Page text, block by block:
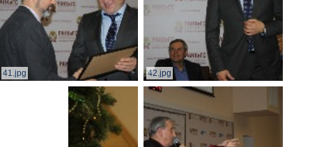
41.jpg 42.jpg